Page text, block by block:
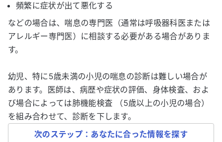
頻繁に症状が出て悪化する
などの場合は、喘息の専門医（通常は呼吸器科医または
アレルギー専門医）に相談する必要がある場合がありま
す。
幼児、特に5歳未満の小児の喘息の診断は難しい場合が
あります。医師は、病歴や症状の評価、身体検査、およ
び場合によっては肺機能検査 （5歳以上の小児の場合）
を組み合わせて、診断を下します。
次のステップ：あなたに合った情報を探す